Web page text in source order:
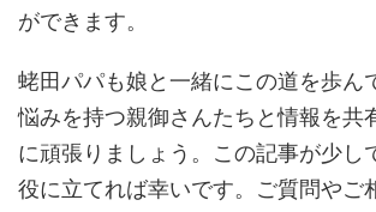
ができます。
蛯田パパも娘と一緒にこの道を歩ん
悩みを持つ親御さんたちと情報を共
に頑張りましょう。この記事が少し
役に立てれば幸いです。ご質問やご